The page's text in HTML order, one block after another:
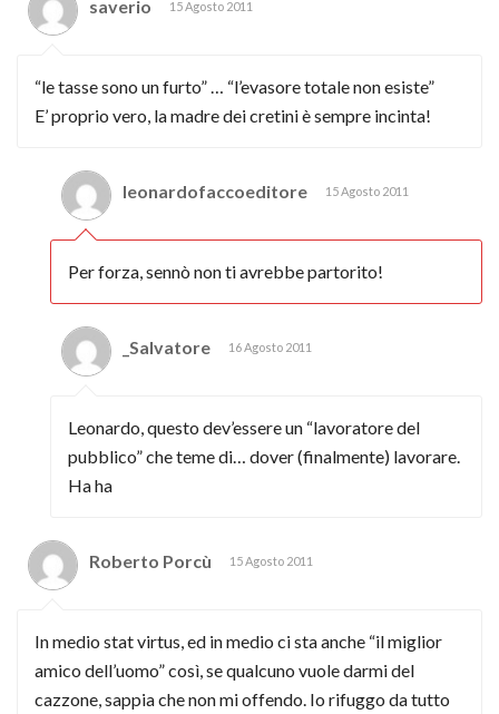
saverio 15 Agosto 2011
“le tasse sono un furto” … “l’evasore totale non esiste”
E’ proprio vero, la madre dei cretini è sempre incinta!
leonardofaccoeditore 15 Agosto 2011
Per forza, sennò non ti avrebbe partorito!
_Salvatore 16 Agosto 2011
Leonardo, questo dev’essere un “lavoratore del
pubblico” che teme di… dover (finalmente) lavorare.
Ha ha
Roberto Porcù 15 Agosto 2011
In medio stat virtus, ed in medio ci sta anche “il miglior
amico dell’uomo” così, se qualcuno vuole darmi del
cazzone, sappia che non mi offendo. Io rifuggo da tutto